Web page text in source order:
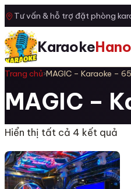
Tư vấn & hỗ trợ đặt phòng
Karaoke
Trang chủ›MAGIC – Karaoke –
MAGIC –
Hiển thị tất cả 4 kết quả